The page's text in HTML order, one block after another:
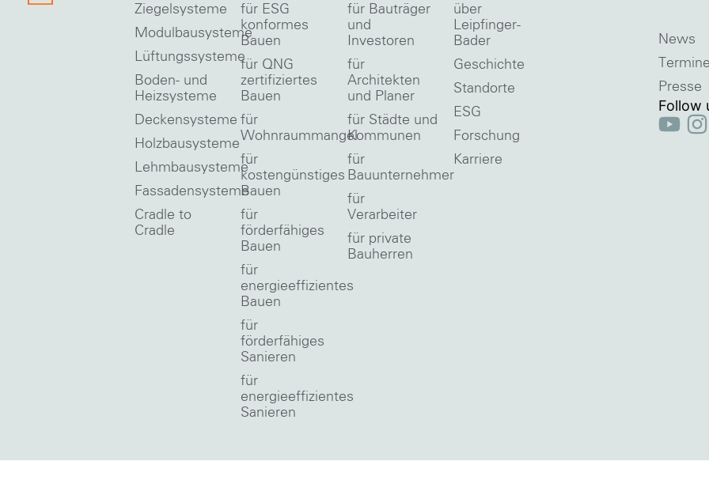
Ziegelsysteme
Modulbausysteme
Lüftungssysteme
Boden- und
Heizsysteme
Deckensysteme
Holzbausysteme
Lehmbausysteme
Fassadensysteme
Cradle to
Cradle
für ESG
konformes
Bauen
für QNG
zertifiziertes
Bauen
für
Wohnraummangel
für
kostengünstiges
Bauen
für
förderfähiges
Bauen
für
energieeffizientes
Bauen
für
förderfähiges
Sanieren
für
energieeffizientes
Sanieren
für Bauträger
und
Investoren
für
Architekten
und Planer
für Städte und
Kommunen
für
Bauunternehmer
für
Verarbeiter
für private
Bauherren
über
Leipfinger-
Bader
Geschichte
Standorte
ESG
Forschung
Karriere
News
Termine
Presse
Follow